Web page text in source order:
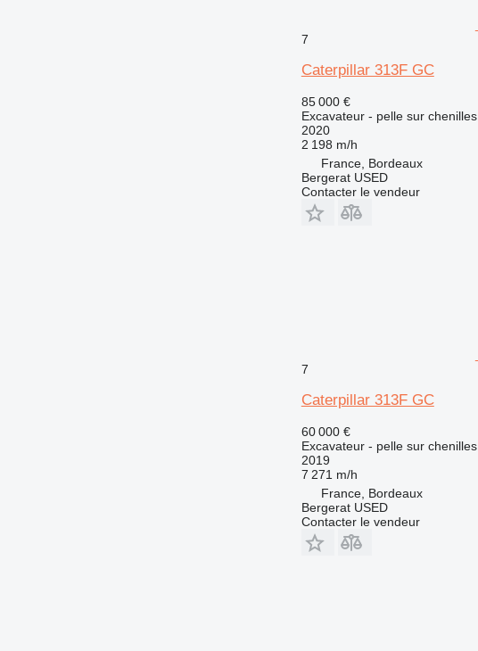
7
Caterpillar 313F GC
85 000 €
Excavateur - pelle sur chenilles
2020
2 198 m/h
France, Bordeaux
Bergerat USED
Contacter le vendeur
7
Caterpillar 313F GC
60 000 €
Excavateur - pelle sur chenilles
2019
7 271 m/h
France, Bordeaux
Bergerat USED
Contacter le vendeur